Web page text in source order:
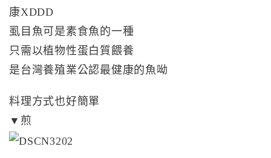
康XDDD
虱目魚可是素食魚的一種
只需以植物性蛋白質餵養
是台灣養殖業公認最健康的魚呦
料理方式也好簡單
▼煎